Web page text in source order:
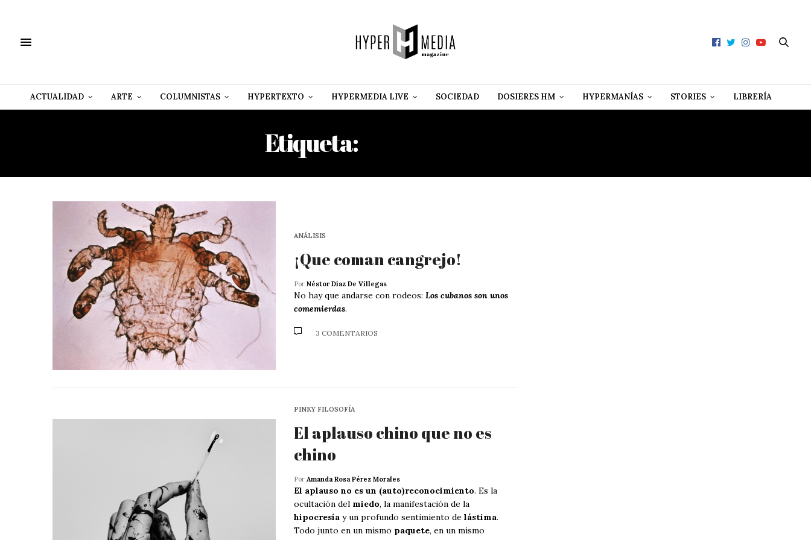
ACTUALIDAD ARTE COLUMNISTAS HYPERTEXTO HYPERMEDIA LIVE SOCIEDAD DOSIERES HM HYPERMANÍAS STORIES LIBRERÍA
Etiqueta:
ANÁLISIS
¡Que coman cangrejo!
Por Néstor Díaz De Villegas
No hay que andarse con rodeos: Los cubanos son unos
comemierdas.
3 COMENTARIOS
PINKY FILOSOFÍA
El aplauso chino que no es
chino
Por Amanda Rosa Pérez Morales
El aplauso no es un (auto)reconocimiento. Es la
ocultación del miedo, la manifestación de la
hipocresía y un profundo sentimiento de lástima.
Todo junto en un mismo paquete, en un mismo